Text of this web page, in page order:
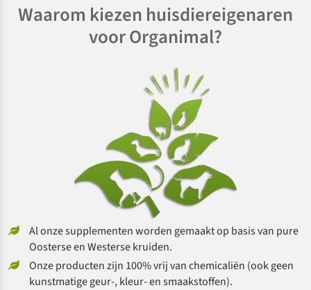
Waarom kiezen huisdiereigenaren
voor Organimal?
Al onze supplementen worden gemaakt op basis van pure
Oosterse en Westerse kruiden.
Onze producten zijn 100% vrij van chemicaliën (ook geen
kunstmatige geur-, kleur- en smaakstoffen).